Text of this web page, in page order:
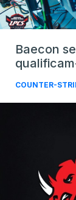
Baecon
COUNTER-